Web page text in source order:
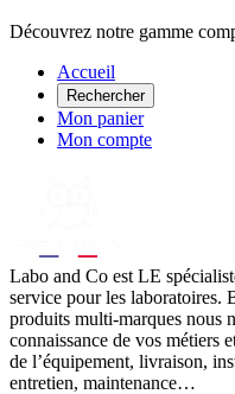
Découvrez notre gamme
Accueil
Rechercher
Mon panier
Mon compte
Labo and Co est LE
service pour les laboratoires.
produits multi-marques nous
connaissance de vos métiers
de l’équipement, livraison,
entretien, maintenance…